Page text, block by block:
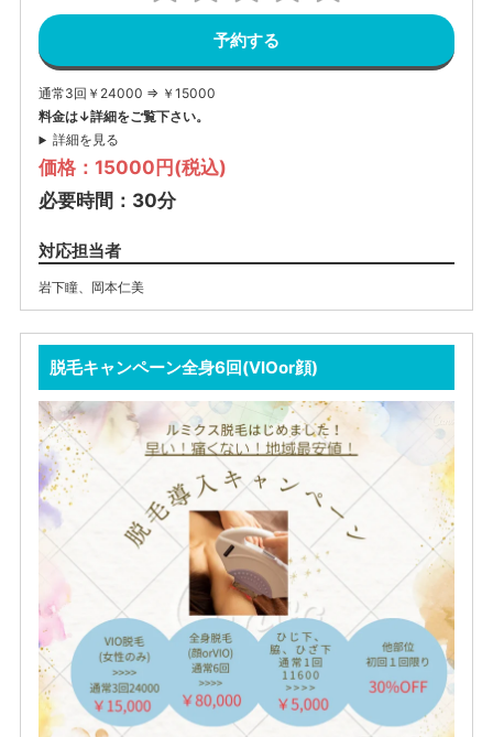
予約する
通常3回￥24000 ⇒ ￥15000
料金は↓詳細をご覧下さい。
詳細を見る
価格：15000円(税込)
必要時間：30分
対応担当者
岩下瞳、 岡本仁美
脱毛キャンペーン全身6回(VIOor顔)